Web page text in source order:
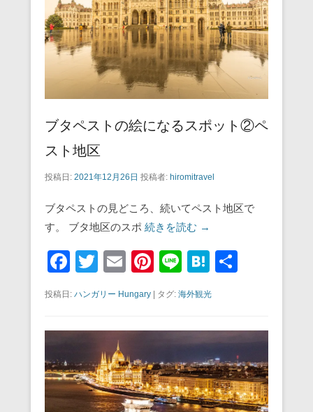
o
k
ブタペストの絵になるスポット②ペ
スト地区
投稿日: 2021年12月26日 投稿者: hiromitravel
ブタペストの見どころ、続いてペスト地区で
す。 ブタ地区のスポ 続きを読む →
F
e
o
o
T
tt
er
E
ail
Pi
er
e
st
Li
n
e
H
e
n
a
投稿日: ハンガリー Hungary | タグ: 海外観光